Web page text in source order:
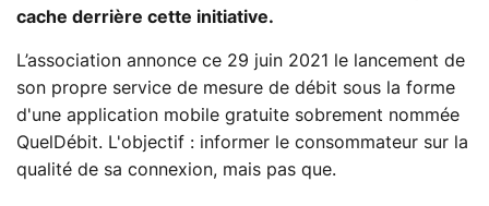
cache derrière cette initiative.
L’association annonce ce 29 juin 2021 le lancement de
son propre service de mesure de débit sous la forme
d'une application mobile gratuite sobrement nommée
QuelDébit. L'objectif : informer le consommateur sur la
qualité de sa connexion, mais pas que.